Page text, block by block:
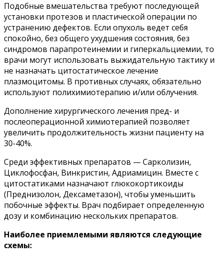
Подобные вмешательства требуют последующей
установки протезов и пластической операции по
устранению дефектов. Если опухоль ведет себя
спокойно, без общего ухудшения состояния, без
синдромов парапротеинемии и гиперкальциемии, то
врачи могут использовать выжидательную тактику и
не назначать цитостатическое лечение
плазмоцитомы. В противных случаях, обязательно
используют полихимиотерапию и/или облучения.
Дополнение хирургического лечения пред- и
послеоперационной химиотерапией позволяет
увеличить продолжительность жизни пациенту на
30-40%.
Среди эффективных препаратов — Сарколизин,
Циклофосфан, Винкристин, Адриамицин. Вместе с
цитостатиками назначают глюкокортикоиды
(Преднизолон, Дексаметазон), чтобы уменьшить
побочные эффекты. Врач подбирает определенную
дозу и комбинацию нескольких препаратов.
Наиболее приемлемыми являются следующие
схемы: